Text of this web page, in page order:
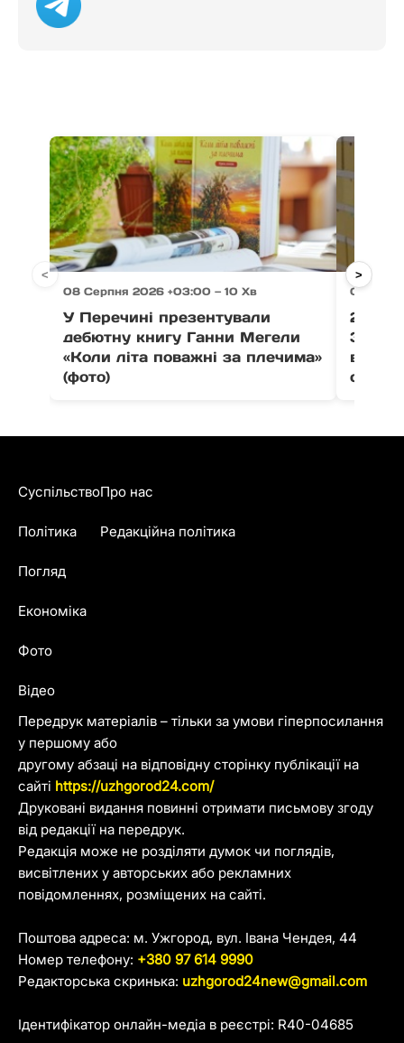
08 Серпня 2026 +03:00 — 10 Хв
У Перечині презентували
дебютну книгу Ганни Мегели
«Коли літа поважні за плечима»
(фото)
08
21
< >
Передрук матеріалів – тільки за умови гіперпосилання
у першому або
другому абзаці на відповідну сторінку публікації на
сайті https://uzhgorod24.com/
Друковані видання повинні отримати письмову згоду
від редакції на передрук.
Редакція може не розділяти думок чи поглядів,
висвітлених у авторських або рекламних
повідомленнях, розміщених на сайті.
Поштова адреса: м. Ужгород, вул. Івана Чендея, 44
Номер телефону: +380 97 614 9990
Редакторська скринька: uzhgorod24new@gmail.com
Ідентифікатор онлайн-медіа в реєстрі: R40-04685
Суспільство
Політика
Погляд
Економіка
Фото
Відео
Про нас
Редакційна політика